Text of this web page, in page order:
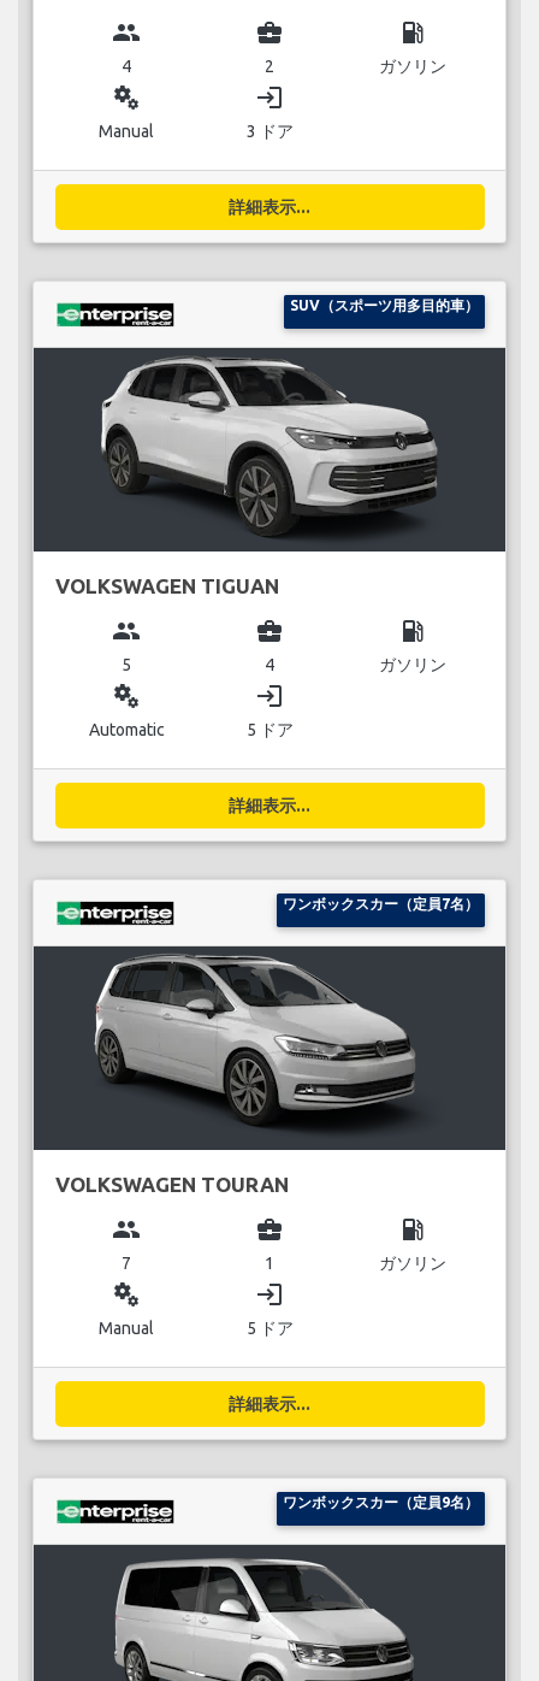
group
4
business_center
2
local_gas_station
ガソリン
miscellaneous_services
Manual
login
3 ドア
詳細表示...
SUV（スポーツ用多目的車）
VOLKSWAGEN TIGUAN
group
5
business_center
4
local_gas_station
ガソリン
miscellaneous_services
Automatic
login
5 ドア
詳細表示...
ワンボックスカー（定員7名）
VOLKSWAGEN TOURAN
group
7
business_center
1
local_gas_station
ガソリン
miscellaneous_services
Manual
login
5 ドア
詳細表示...
ワンボックスカー（定員9名）